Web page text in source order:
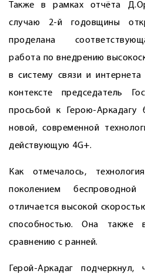
Также в рамках отчёта
случаю 2-й годовщины
проделана
работа по внедрению
в систему связи и
контексте председатель
просьбой к ­Герою-Аркадагу
новой, современной
действующую 4G+.
Как отмечалось,
поколением
отличается высокой
способностью. Она
сравнению с ранней.
Герой-Аркадаг